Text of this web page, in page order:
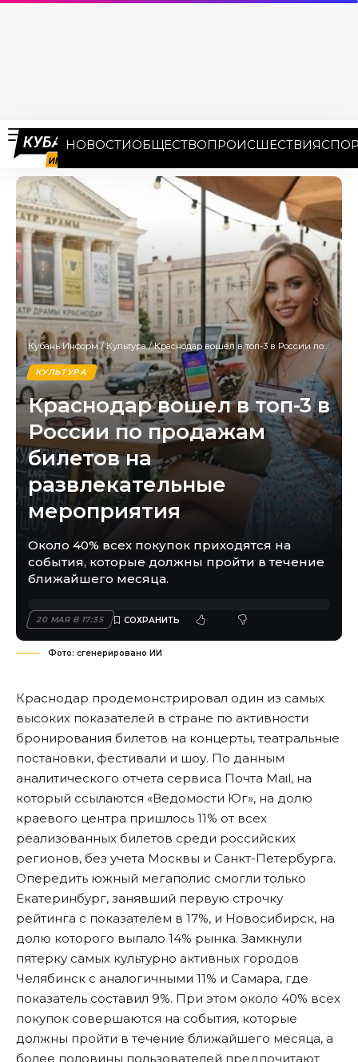
НОВОСТИОБЩЕСТВОПРОИСШЕСТВИЯ
Кубань Информ/Культура/Краснодар вошел в топ-3 в России по продажам билетов на развлекательные мероприятия
КУЛЬТУРА
Краснодар вошел в топ-3 в
России по продажам
билетов на
развлекательные
мероприятия
Около 40% всех покупок приходятся на
события, которые должны пройти в течение
ближайшего месяца.
20 МАЯ В 17:35
Фото: сгенерировано ИИ
Краснодар продемонстрировал один из самых
высоких показателей в стране по активности
бронирования билетов на концерты, театральные
постановки, фестивали и шоу. По данным
аналитического отчета сервиса Почта Mail, на
который ссылаются «Ведомости Юг», на долю
краевого центра пришлось 11% от всех
реализованных билетов среди российских
регионов, без учета Москвы и Санкт-Петербурга.
Опередить южный мегаполис смогли только
Екатеринбург, занявший первую строчку
рейтинга с показателем в 17%, и Новосибирск, на
долю которого выпало 14% рынка. Замкнули
пятерку самых культурно активных городов
Челябинск с аналогичными 11% и Самара, где
показатель составил 9%. При этом около 40% всех
покупок совершаются на события, которые
должны пройти в течение ближайшего месяца, а
более половины пользователей предпочитают